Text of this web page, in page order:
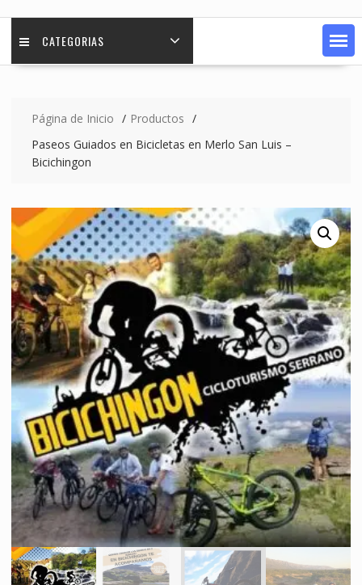
CATEGORIAS
Página de Inicio
Productos
Paseos Guiados en Bicicletas en Merlo San Luis –
Bicichingon